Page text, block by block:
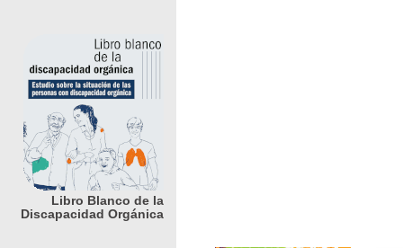
Libro Blanco de la
Discapacidad Orgánica